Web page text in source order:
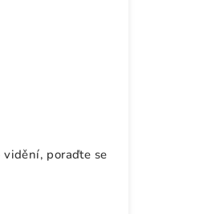
poraďte se